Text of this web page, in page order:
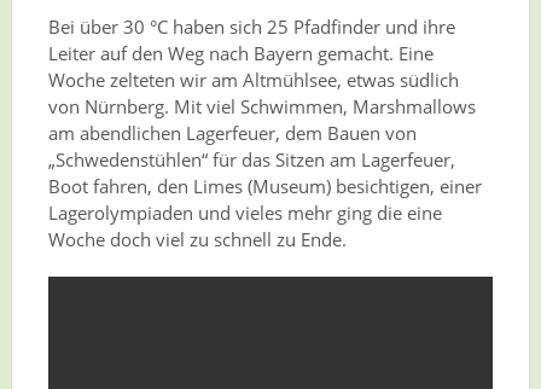
Bei über 30 °C haben sich 25 Pfadfinder und ihre
Leiter auf den Weg nach Bayern gemacht. Eine
Woche zelteten wir am Altmühlsee, etwas südlich
von Nürnberg. Mit viel Schwimmen, Marshmallows
am abendlichen Lagerfeuer, dem Bauen von
„Schwedenstühlen“ für das Sitzen am Lagerfeuer,
Boot fahren, den Limes (Museum) besichtigen, einer
Lagerolympiaden und vieles mehr ging die eine
Woche doch viel zu schnell zu Ende.